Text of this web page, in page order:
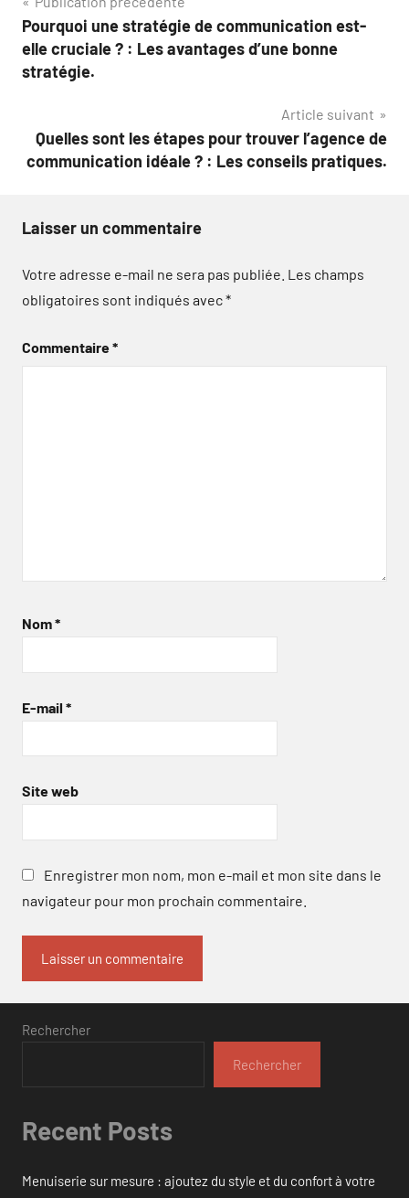
de
l’article
Pourquoi une stratégie de communication est-
elle cruciale ? : Les avantages d’une bonne
stratégie.
Article suivant
Quelles sont les étapes pour trouver l’agence de
communication idéale ? : Les conseils pratiques.
Laisser un commentaire
Votre adresse e-mail ne sera pas publiée. Les champs
obligatoires sont indiqués avec*
Commentaire*
Nom*
E-mail *
Site web
Enregistrer mon nom, mon e-mail et mon site dans le
navigateur pour mon prochain commentaire.
Rechercher
Rechercher
Recent Posts
Menuiserie sur mesure : ajoutez du style et du confort à votre